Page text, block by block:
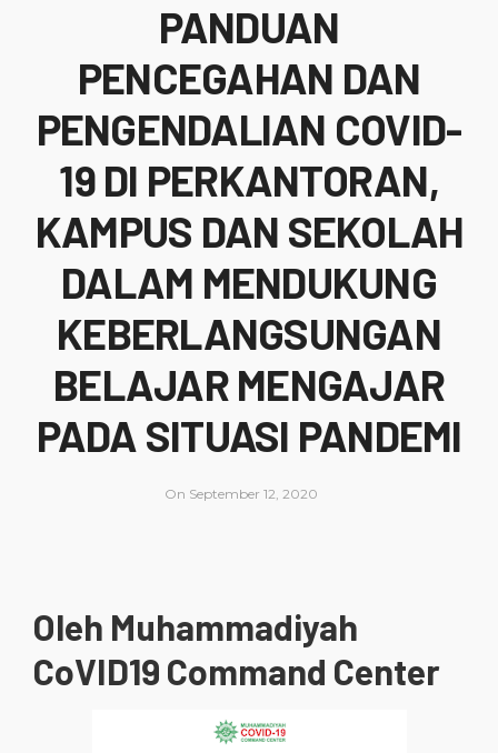
PANDUAN
PENCEGAHAN DAN
PENGENDALIAN COVID-
19 DI PERKANTORAN,
KAMPUS DAN SEKOLAH
DALAM MENDUKUNG
KEBERLANGSUNGAN
BELAJAR MENGAJAR
PADA SITUASI PANDEMI
On September 12, 2020
Oleh Muhammadiyah
CoVID19 Command Center